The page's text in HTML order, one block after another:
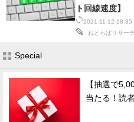
2021-11-12 18:35
ねとらぼリサーチ
ト回線速度】
Special
【抽選で
当たる！読